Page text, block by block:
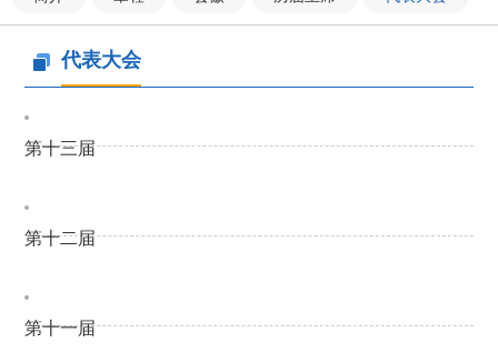
代表大会
第十三届
第十二届
第十一届